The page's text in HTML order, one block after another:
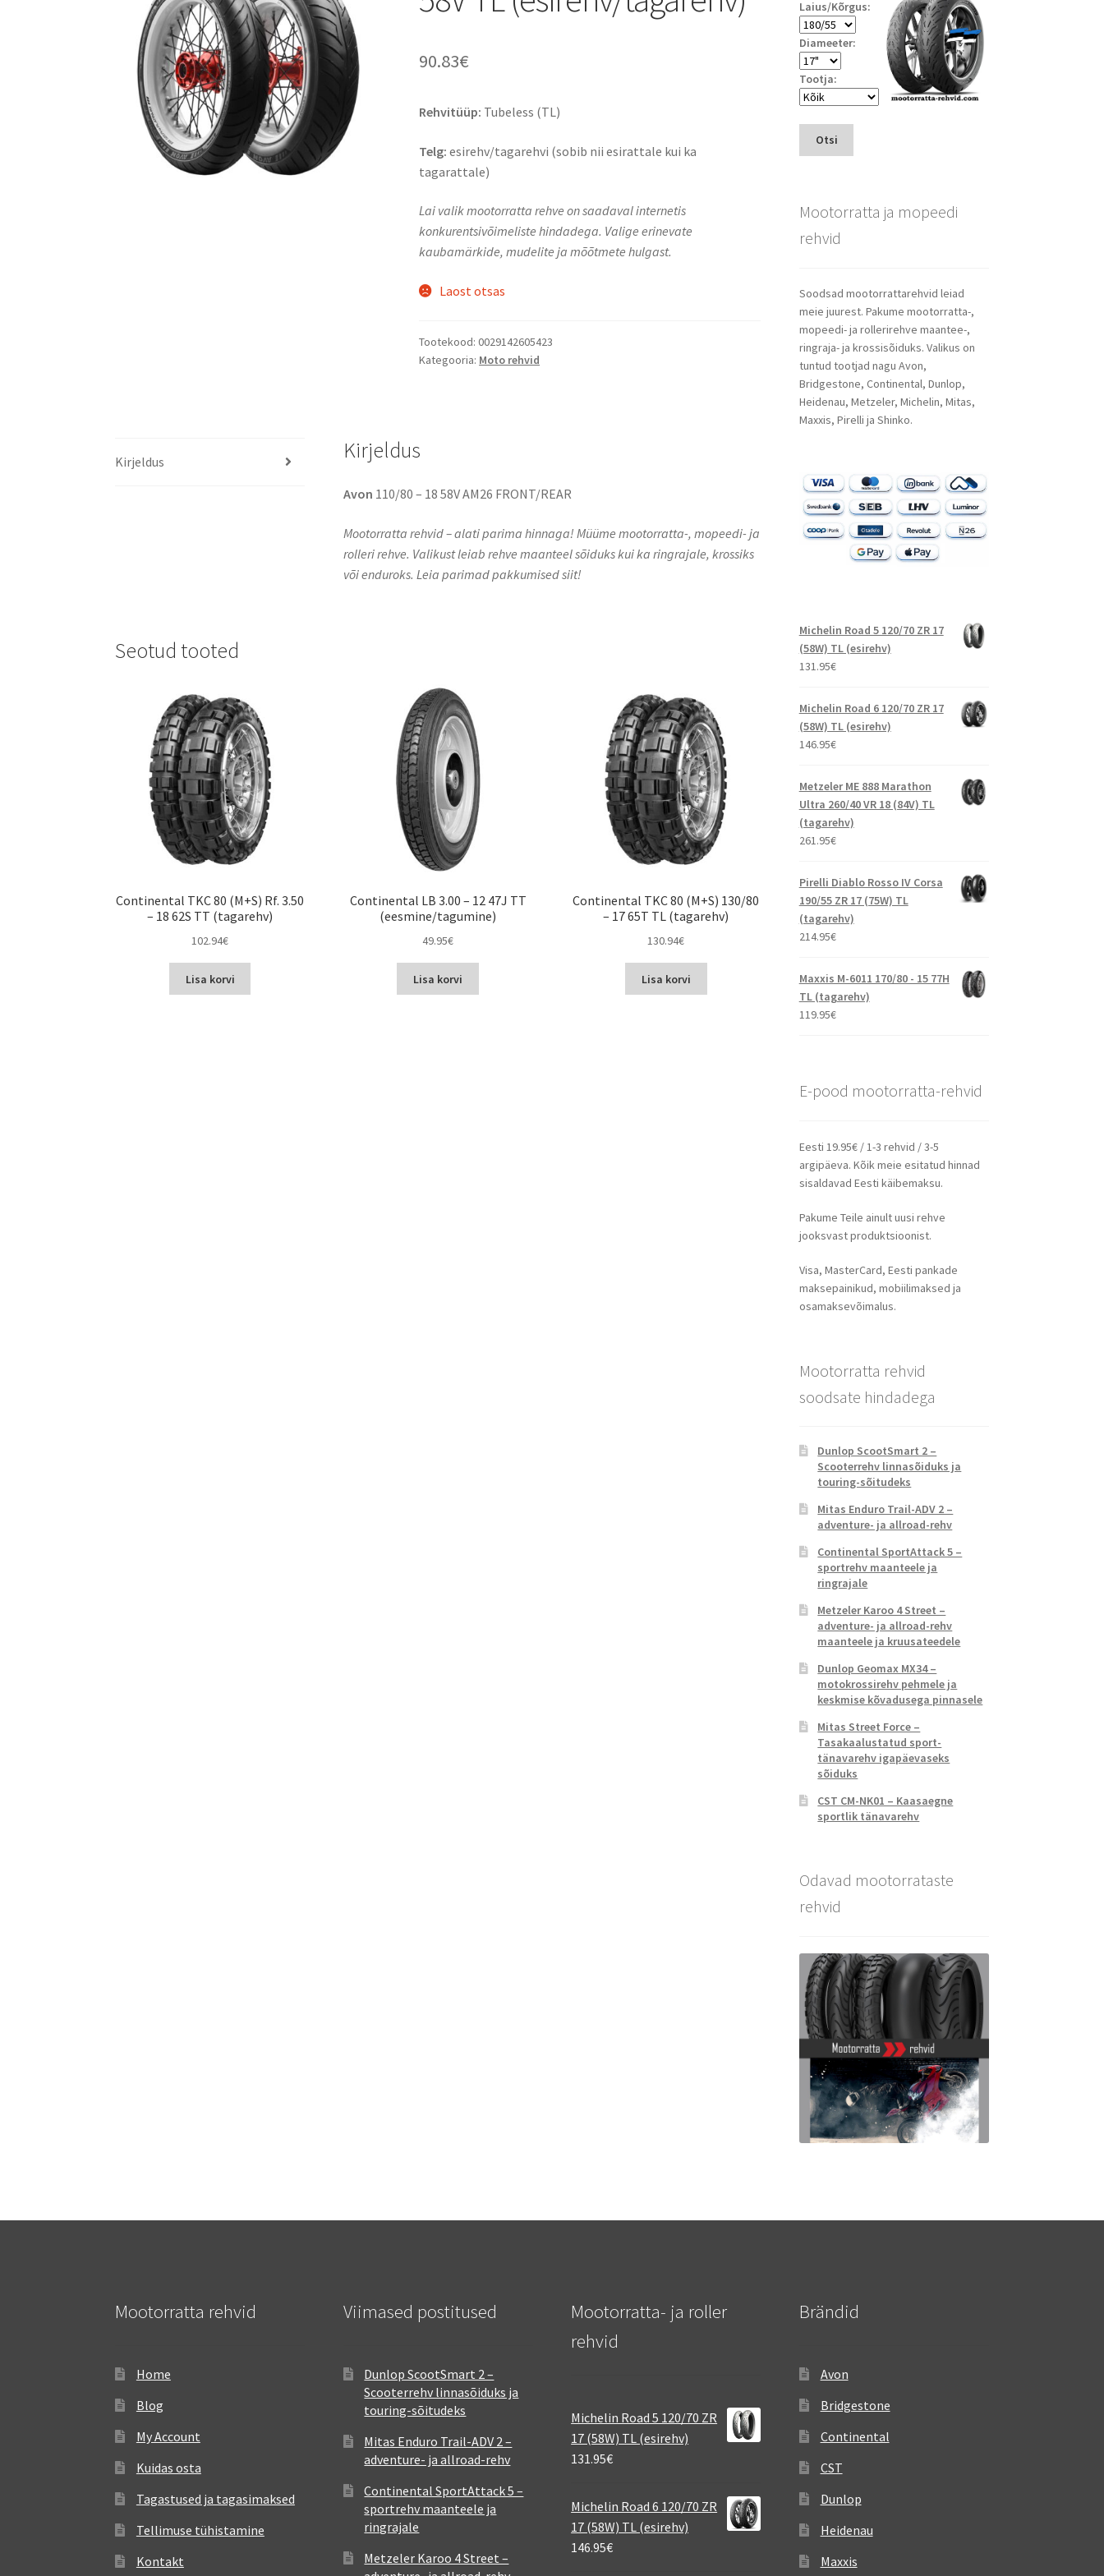
90.83€
Rehvitüüp: Tubeless (TL)
Telg: esirehv/tagarehvi (sobib nii esirattale kui ka
tagarattale)
Lai valik mootorratta rehve on saadaval internetis
konkurentsivõimeliste hindadega. Valige erinevate
kaubamärkide, mudelite ja mõõtmete hulgast.
Laost otsas
Tootekood:0029142605423
Kategooria: Moto rehvid
Kirjeldus Kirjeldus
Avon 110/80 – 18 58V AM26 FRONT/REAR
Mootorratta rehvid – alati parima hinnaga! Müüme mootorratta-, mopeedi- ja
rolleri rehve. Valikust leiab rehve maanteel sõiduks kui ka ringrajale, krossiks
või enduroks. Leia parimad pakkumised siit!
Seotud tooted
Continental TKC 80 (M+S) Rf. 3.50
– 18 62S TT (tagarehv)
102.94€
Lisa korvi
Continental LB 3.00 – 12 47J TT
(eesmine/tagumine)
49.95€
Lisa korvi
Continental TKC 80 (M+S) 130/80
– 17 65T TL (tagarehv)
130.94€
Lisa korvi
Laius/Kõrgus:
Diameeter:
Tootja:
Otsi
Mootorratta ja mopeedi
rehvid
Soodsad mootorrattarehvid leiad
meie juurest. Pakume mootorratta-,
mopeedi- ja rollerirehve maantee-,
ringraja- ja krossisõiduks. Valikus on
tuntud tootjad nagu Avon,
Bridgestone, Continental, Dunlop,
Heidenau, Metzeler, Michelin, Mitas,
Maxxis, Pirelli ja Shinko.
Michelin Road 5 120/70 ZR 17
(58W) TL (esirehv)
131.95€
Michelin Road 6 120/70 ZR 17
(58W) TL (esirehv)
146.95€
Metzeler ME 888 Marathon
Ultra 260/40 VR 18 (84V) TL
(tagarehv)
261.95€
Pirelli Diablo Rosso IV Corsa
190/55 ZR 17 (75W) TL
(tagarehv)
214.95€
Maxxis M-6011 170/80 - 15 77H
TL (tagarehv)
119.95€
E-pood mootorratta-rehvid
Eesti 19.95€ / 1-3 rehvid / 3-5
argipäeva. Kõik meie esitatud hinnad
sisaldavad Eesti käibemaksu.
Pakume Teile ainult uusi rehve
jooksvast produktsioonist.
Visa, MasterCard, Eesti pankade
maksepainikud, mobiilimaksed ja
osamaksevõimalus.
Mootorratta rehvid
soodsate hindadega
Dunlop ScootSmart 2 –
Scooterrehv linnasõiduks ja
touring-sõitudeks
Mitas Enduro Trail-ADV 2 –
adventure- ja allroad-rehv
Continental SportAttack 5 –
sportrehv maanteele ja
ringrajale
Metzeler Karoo 4 Street –
adventure- ja allroad-rehv
maanteele ja kruusateedele
Dunlop Geomax MX34 –
motokrossirehv pehmele ja
keskmise kõvadusega pinnasele
Mitas Street Force –
Tasakaalustatud sport-
tänavarehv igapäevaseks
sõiduks
CST CM-NK01 – Kaasaegne
sportlik tänavarehv
Odavad mootorrataste
rehvid
Mootorratta rehvid
Home
Blog
My Account
Kuidas osta
Tagastused ja tagasimaksed
Tellimuse tühistamine
Kontakt
Viimased postitused
Dunlop ScootSmart 2 –
Scooterrehv linnasõiduks ja
touring-sõitudeks
Mitas Enduro Trail-ADV 2 –
adventure- ja allroad-rehv
Continental SportAttack 5 –
sportrehv maanteele ja
ringrajale
Metzeler Karoo 4 Street –
Mootorratta- ja roller
rehvid
Michelin Road 5 120/70 ZR
17 (58W) TL (esirehv)
131.95€
Michelin Road 6 120/70 ZR
17 (58W) TL (esirehv)
146.95€
Brändid
Avon
Bridgestone
Continental
CST
Dunlop
Heidenau
Maxxis